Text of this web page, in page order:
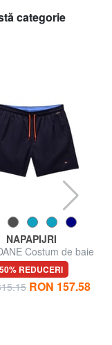
categorie
NAPAPIJRI
Costum de baie
50% REDUCERI
RON 157.58